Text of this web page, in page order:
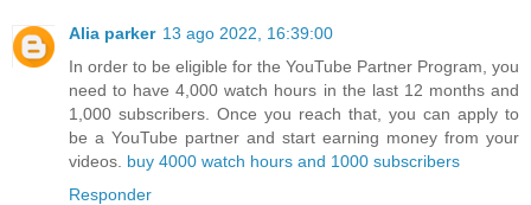
Alia parker 13 ago 2022, 16:39:00
In order to be eligible for the YouTube Partner Program, you
need to have 4,000 watch hours in the last 12 months and
1,000 subscribers. Once you reach that, you can apply to
be a YouTube partner and start earning money from your
videos. buy 4000 watch hours and 1000 subscribers
Responder